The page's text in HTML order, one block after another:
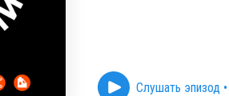
Слушать эпизод •